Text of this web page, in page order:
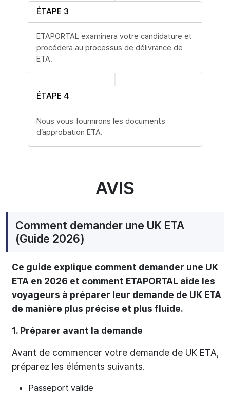
ÉTAPE 3
ETAPORTAL examinera votre candidature et
procédera au processus de délivrance de
ETA.
ÉTAPE 4
Nous vous fournirons les documents
d’approbation ETA.
AVIS
Comment demander une UK ETA
(Guide 2026)
Ce guide explique comment demander une UK
ETA en 2026 et comment ETAPORTAL aide les
voyageurs à préparer leur demande de UK ETA
de manière plus précise et plus fluide.
1. Préparer avant la demande
Avant de commencer votre demande de UK ETA,
préparez les éléments suivants.
Passeport valide